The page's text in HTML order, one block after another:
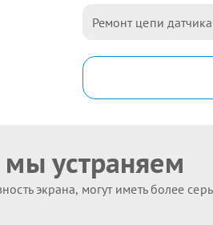
Ремонт цепи датчика
устраняем
экрана, могут иметь более